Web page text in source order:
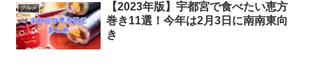
グルメ
【2023年版】宇都宮で食べたい恵方
巻き11選！今年は2月3日に南南東向
き